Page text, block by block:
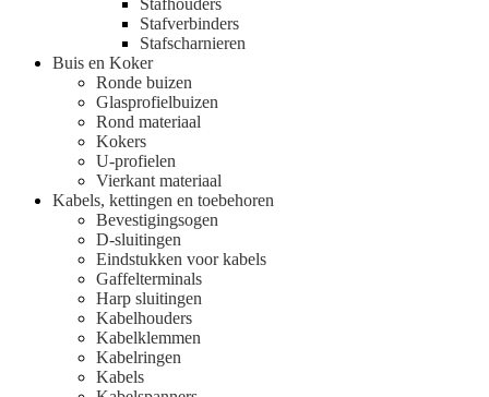
Stafhouders
Stafverbinders
Stafscharnieren
Buis en Koker
Ronde buizen
Glasprofielbuizen
Rond materiaal
Kokers
U-profielen
Vierkant materiaal
Kabels, kettingen en toebehoren
Bevestigingsogen
D-sluitingen
Eindstukken voor kabels
Gaffelterminals
Harp sluitingen
Kabelhouders
Kabelklemmen
Kabelringen
Kabels